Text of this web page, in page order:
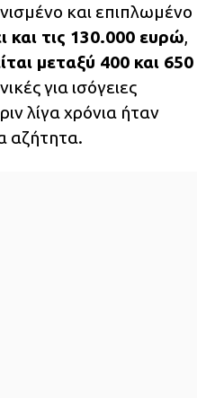
και επιπλωμένο
και τις 130.000 ευρώ,
μεταξύ 400 και 650
για ισόγειες
λίγα χρόνια ήταν
αζήτητα.